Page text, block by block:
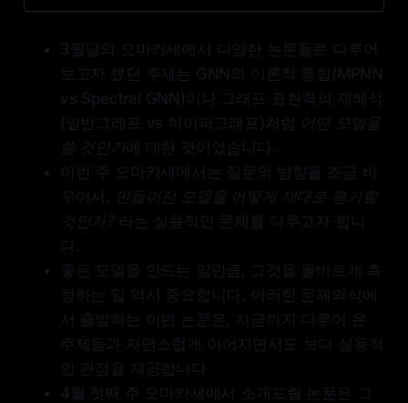
the two distributions. Resulting
metrics are constrained to the unit
interval [0,1] and are comparable
across different graph descriptors.
We further derive a theoretically
grounded summary metric that
combines these individual metrics
to provide a maximally tight lower
bound on the distance for the given
descriptors. Thorough experiments
more robust and insightful
evaluation compared to MMD
metrics. The PolyGraph framework
for benchmarking graph generative
models is made publicly available at
https://github.com/BorgwardtLab/p
olygraph-benchmark.
Graph Generative Model
Evaluation Metric
Polygraph Discrepancy (PGD)
TabPFN
3월달의 오마카세에서 다양한 논문들로 다루어
보고자 했던 주제는 GNN의 이론적 통합(MPNN
vs Spectral GNN)이나 그래프 표현력의 재해석
(일반그래프 vs 하이퍼그래프)처럼 어떤 모델을
쓸 것인가에 대한 것이었습니다.
이번 주 오마카세에서는 질문의 방향을 조금 바
꾸어서,
만들어진 모델을 어떻게 제대로 평가할
것인가? 라는 실용적인 문제를 다루고자 합니
다.
좋은 모델을 만드는 일만큼, 그것을 올바르게 측
정하는 일 역시 중요합니다. 이러한 문제의식에
서 출발하는 이번 논문은, 지금까지 다루어 온
주제들과 자연스럽게 이어지면서도 보다 실용적
인 관점을 제공합니다
4월 첫째 주 오마카세에서 소개드릴 논문은 그